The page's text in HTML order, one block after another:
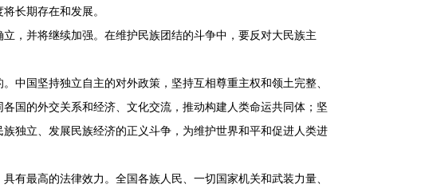
长期存在和发展。
并将继续加强。在维护民族团结的斗争中，要反对大民族主
国坚持独立自主的对外政策，坚持互相尊重主权和领土完整、
国的外交关系和经济、文化交流，推动构建人类命运共同体；坚
独立、发展民族经济的正义斗争，为维护世界和平和促进人类进
最高的法律效力。全国各族人民、一切国家机关和武装力量、